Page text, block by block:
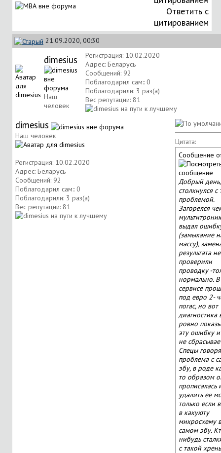
Ответить с
цитированием
21.09.2020, 00:30
dimesius
Наш
человек
Регистрация: 10.02.2020
Адрес: Беларусь
Сообщений: 92
Поблагодарил сам:: 0
Поблагодарили: 3 раз(а)
Вес репутации: 81
dimesius
Наш человек
Регистрация: 10.02.2020
Адрес: Беларусь
Сообщений: 92
Поблагодарил сам:: 0
Поблагодарили: 3 раз(а)
Вес репутации: 81
Цитата:
Сообщение
Добрый день,
столкнулся с
проблемой.
Загорелся
выдал
(замыкание
массу),
результата
проверили
проводку -
нормально. В
сервисе
под евро 2-
погас, но вот
диагностика
ровно
эту ошибку
не
Спецы
проблема с
эбу, в роде
то образом
прописалась
удалить ее
только если
в какуюту
микросхему в
самом эбу.
нибудь
с такой